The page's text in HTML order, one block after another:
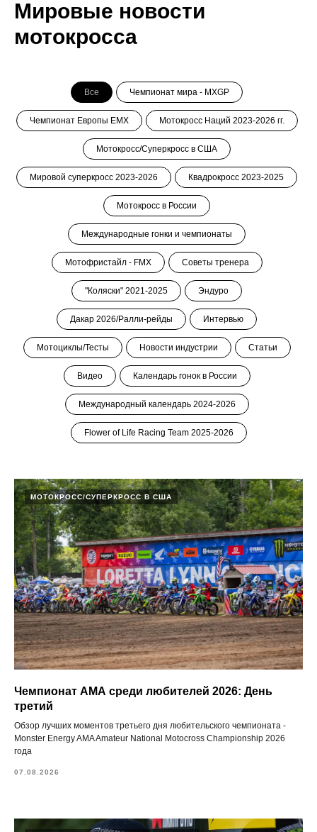
Мировые новости
мотокросса
Все Чемпионат мира - MXGP
Чемпионат Европы ЕМХ Мотокросс Наций 2023-2026 гг.
Мотокросс/Суперкросс в США
Мировой суперкросс 2023-2026 Квадрокросс 2023-2025
Мотокросс в России
Международные гонки и чемпионаты
Мотофристайл - FMX Советы тренера
"Коляски" 2021-2025 Эндуро
Дакар 2026/Ралли-рейды Интервью
Мотоциклы/Тесты Новости индустрии Статьи
Видео Календарь гонок в России
Международный календарь 2024-2026
Flower of Life Racing Team 2025-2026
МОТОКРОСС/СУПЕРКРОСС В США
Чемпионат АМА среди любителей 2026: День
третий
Обзор лучших моментов третьего дня любительского чемпионата -
Monster Energy AMA Amateur National Motocross Championship 2026
года
07.08.2026